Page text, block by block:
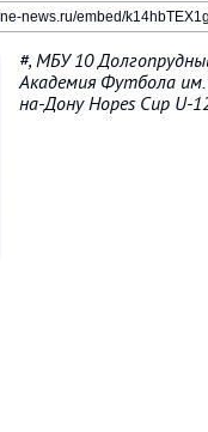
#, МБУ 10
Академия Футбола им.
на-Дону Hopes Cup U-